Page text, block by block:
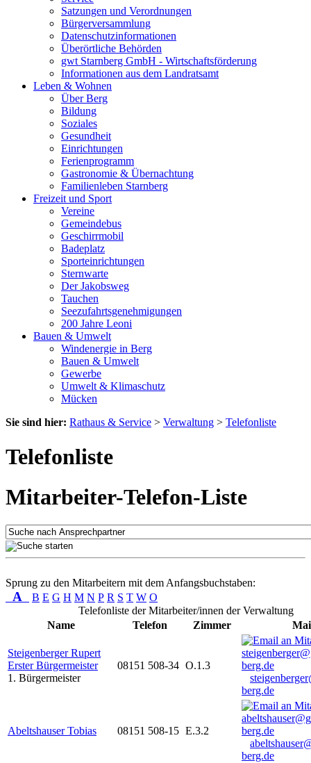
Satzungen und Verordnungen
Bürgerversammlung
Datenschutzinformationen
Überörtliche Behörden
gwt Starnberg GmbH - Wirtschaftsförderung
Informationen aus dem Landratsamt
Leben & Wohnen
Über Berg
Bildung
Soziales
Gesundheit
Einrichtungen
Ferienprogramm
Gastronomie & Übernachtung
Familienleben Starnberg
Freizeit und Sport
Vereine
Gemeindebus
Geschirrmobil
Badeplatz
Sporteinrichtungen
Sternwarte
Der Jakobsweg
Tauchen
Seezufahrtsgenehmigungen
200 Jahre Leoni
Bauen & Umwelt
Windenergie in Berg
Bauen & Umwelt
Gewerbe
Umwelt & Klimaschutz
Mücken
Sie sind hier: Rathaus & Service > Verwaltung > Telefonliste
Telefonliste
Mitarbeiter-Telefon-Liste
Sprung zu den Mitarbeitern mit dem Anfangsbuchstaben:
A B E G H M N P R S T W O
Telefonliste der Mitarbeiter/innen der Verwaltung
Name
Telefon Zimmer
Steigenberger Rupert
Erster Bürgermeister
1. Bürgermeister
08151 508-34 O.1.3
berg.de
Abeltshauser Tobias 08151 508-15 E.3.2
berg.de